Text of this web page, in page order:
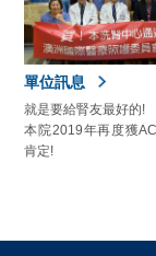
單位訊息
就是要給腎友最好的!
本院2019年再度獲
肯定!